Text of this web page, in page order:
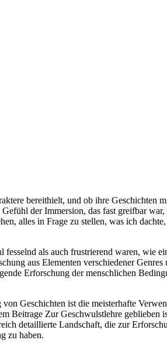
bereithielt, und ob ihre Geschichten
der Immersion, das fast greifbar
alles in Frage zu stellen, was ich
als auch frustrierend waren, wie
aus Elementen verschiedener
Erforschung der menschlichen
Geschichten ist die meisterhafte
Beitrage Zur Geschwulstlehre
detaillierte Landschaft, die zur
zu haben.